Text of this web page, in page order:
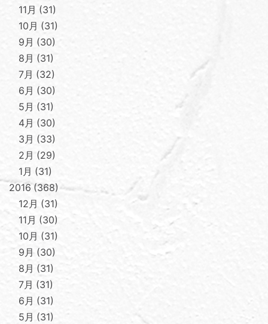
11月
31
10月
31
9月
30
8月
31
7月
32
6月
30
5月
31
4月
30
3月
33
2月
29
1月
31
2016 368
12月
31
11月
30
10月
31
9月
30
8月
31
7月
31
6月
31
5月
31